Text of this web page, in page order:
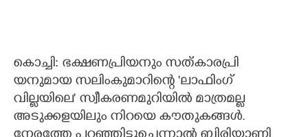
കൊച്ചി: ഭക്ഷണപ്രി​യനും സത്കാരപ്രി​
യനുമായ സലിംകുമാറിന്റെ 'ലാഫിംഗ്
വില്ലയിലെ" സ്വീകരണമുറിയിൽ മാത്രമല്ല
അടുക്കളയിലും നിറയെ കൗതുകങ്ങൾ.